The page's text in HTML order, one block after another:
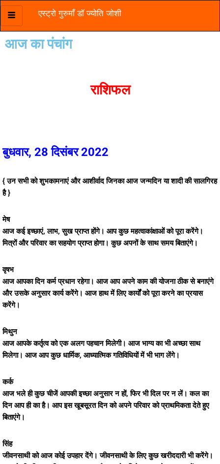
Skip
to
content
एस्ट्रो गुरुमाँ डॉ ज्योति जोशी
आज का पंचांग
राशिफल
बुधवार, 28 दिसंबर 2022
{ उन सभी को शुभकामनाएं और आशीर्वाद जिनका आज जन्मदिन या शादी की सालगिरह
है }
मेष
आज कई इच्छाएं, लाभ, सुख प्राप्त होंगे। आप कुछ महत्वाकांक्षाओं को पूरा करेंगे।
मित्रों और परिवार का सहयोग प्राप्त होगा। कुछ अपनों के साथ समय बिताएंगे।
वृषभ
आज आपका दिन कर्म प्रधान रहेगा। आज आप अपने काम की योजना ठीक से बनाएंगे
और उसके अनुसार कार्य करेंगे। आज हाथ में लिए कार्यों को पूरा करने का प्रयास
करेंगे।
मिथुन
आज आपके कर्तृत्व को एक अलग पहचान मिलेगी। आज भाग्य का भी अच्छा साथ
मिलेगा। आज आप कुछ धार्मिक, आध्यात्मिक गतिविधियों में भी भाग लेंगे।
कर्क
आज भले ही कुछ चीजें आपकी इच्छा अनुसार न हों, फिर भी दिल पर न लें। कल का
दिन आप ही का है। आप इस खूबसूरत दिन को अपने परिवार को प्राथमिकता देते हुए
बिताएंगे।
सिंह
जीवनसाथी को आज कोई उपहार देंगे। जीवनसाथी के लिए कुछ खरीददारी भी करेंगे।